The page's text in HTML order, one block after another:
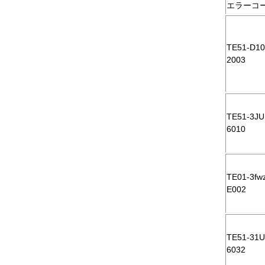
エラーコ
TE51-
2003
TE51-
6010
TE01-
E002
TE51-
6032